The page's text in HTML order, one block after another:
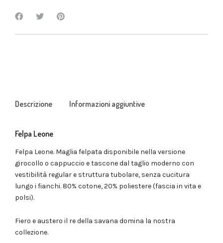
Descrizione Informazioni aggiuntive
Felpa Leone
Felpa Leone. Maglia felpata disponibile nella versione
girocollo o cappuccio e tascone dal taglio moderno con
vestibilità regular e struttura tubolare, senza cucitura
lungo i fianchi. 80% cotone, 20% poliestere (fascia in vita e
polsi).
Fiero e austero il re della savana domina la nostra
collezione.